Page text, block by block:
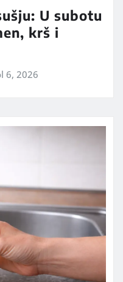
U subotu
krš i
6, 2026